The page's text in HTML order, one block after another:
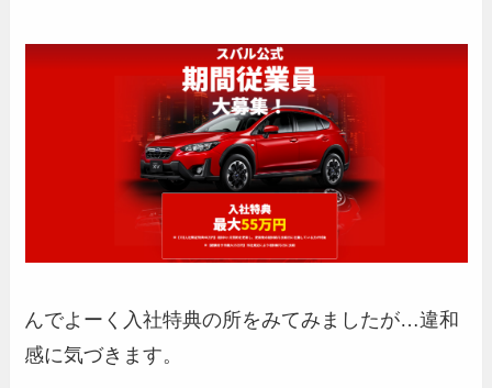
んでよーく入社特典の所をみてみましたが…違和
感に気づきます。